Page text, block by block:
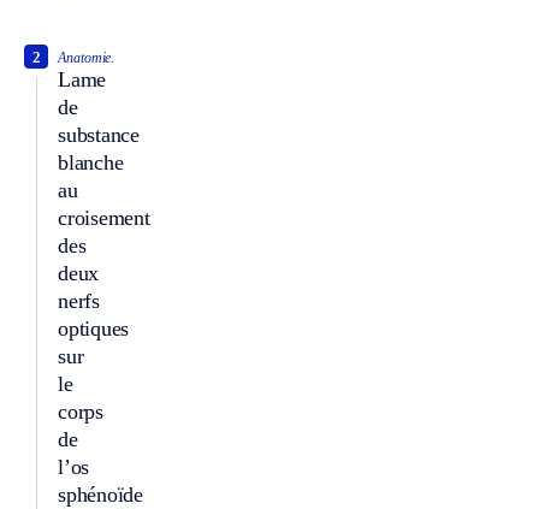
Anatomie.
Lame
de
substance
blanche
au
croisement
des
deux
nerfs
optiques
sur
le
corps
de
l’os
sphénoïde
2